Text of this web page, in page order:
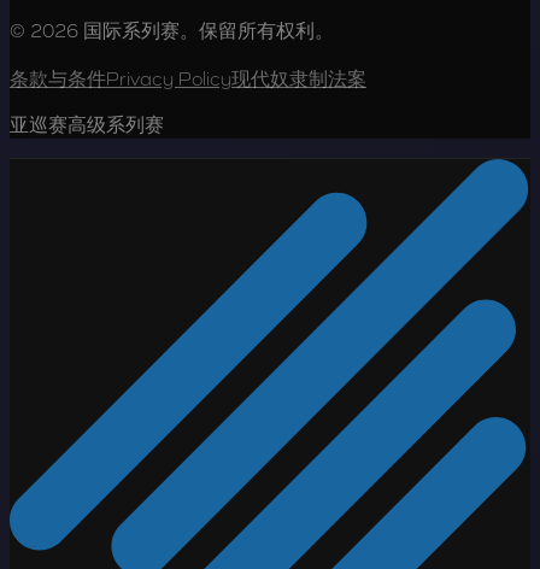
© 2026 国际系列赛。保留所有权利。
条款与条件Privacy Policy现代奴隶制法案
亚巡赛高级系列赛